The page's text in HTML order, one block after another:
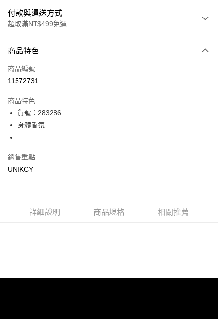
付款與運送方式
超取滿NT$499免運
icash Pay
信用卡一次付款
LINE Pay
Apple Pay
商品特色
商品編號
11572731
商品特色
貨號：283286
身體香氛
銷售重點
UNIKCY
詳細說明 商品規格 相關推薦